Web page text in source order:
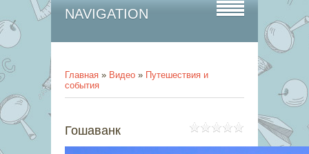
NAVIGATION
Главная » Видео » Путешествия и
события
Гошаванк